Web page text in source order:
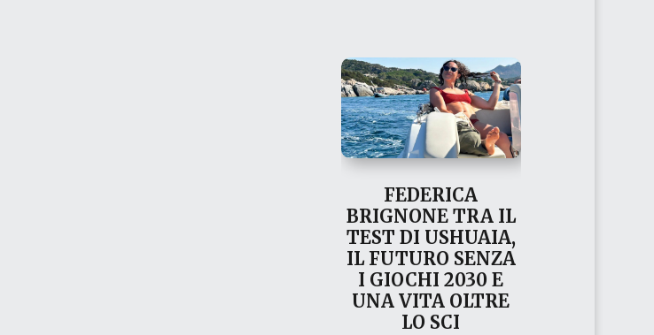
FEDERICA
BRIGNONE TRA IL
TEST DI USHUAIA,
IL FUTURO SENZA
I GIOCHI 2030 E
UNA VITA OLTRE
LO SCI